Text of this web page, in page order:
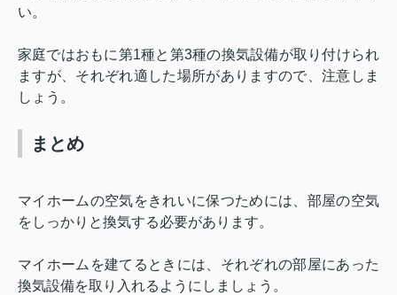
い。
家庭ではおもに第1種と第3種の換気設備が取り付けられ
ますが、それぞれ適した場所がありますので、注意しま
しょう。
まとめ
マイホームの空気をきれいに保つためには、部屋の空気
をしっかりと換気する必要があります。
マイホームを建てるときには、それぞれの部屋にあった
換気設備を取り入れるようにしましょう。